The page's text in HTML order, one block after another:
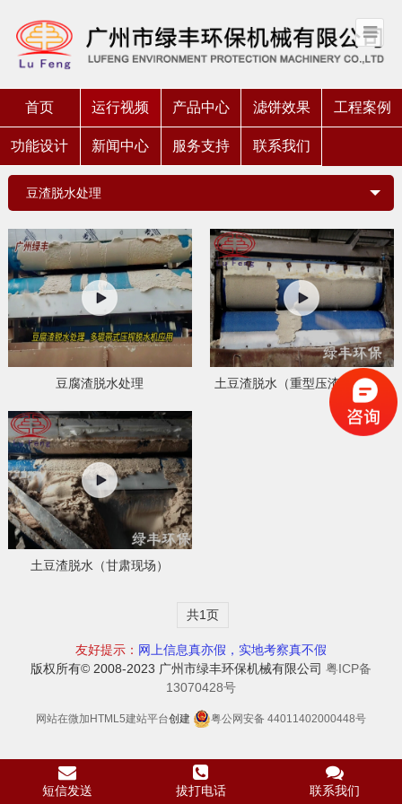
首页 运行视频 产品中心 滤饼效果 工程案例
功能设计 新闻中心 服务支持 联系我们
豆渣脱水处理
豆腐渣脱水处理 土豆渣脱水（重型压渣脱水机）
土豆渣脱水（甘肃现场）
共1页
友好提示： 网上信息真亦假，实地考察真不假
版权所有© 2008-2023 广州市绿丰环保机械有限公司 粤ICP备
13070428号
网站在微加HTML5建站平台创建 粤公网安备 44011402000448号
短信发送 拔打电话 联系我们